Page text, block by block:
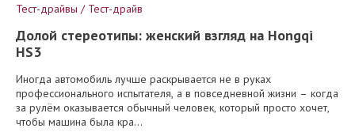
Тест-драйвы / Тест-драйв
Долой стереотипы: женский взгляд на Hongqi
HS3
Иногда автомобиль лучше раскрывается не в руках
профессионального испытателя, а в повседневной жизни – когда
за рулём оказывается обычный человек, который просто хочет,
чтобы машина была кра...